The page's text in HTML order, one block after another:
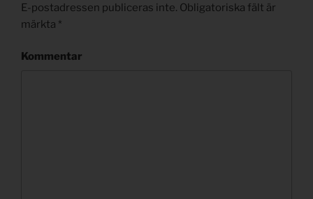
E-postadressen publiceras inte. Obligatoriska fält är
märkta *
Kommentar